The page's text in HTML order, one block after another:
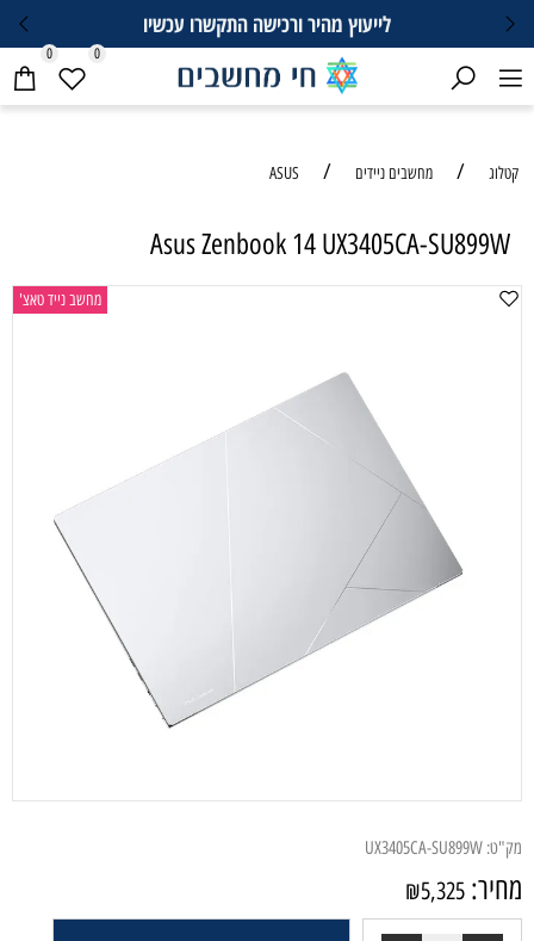
מהיר ורכישה התקשרו עכשיו
0 0
קטלוג / מחשבים ניידים /
ASUS
Asus Zenbook 14 UX3405CA-SU899W
מחשב נייד טאצ'
מק"ט: UX3405CA-SU899W
מחיר: ₪5,325